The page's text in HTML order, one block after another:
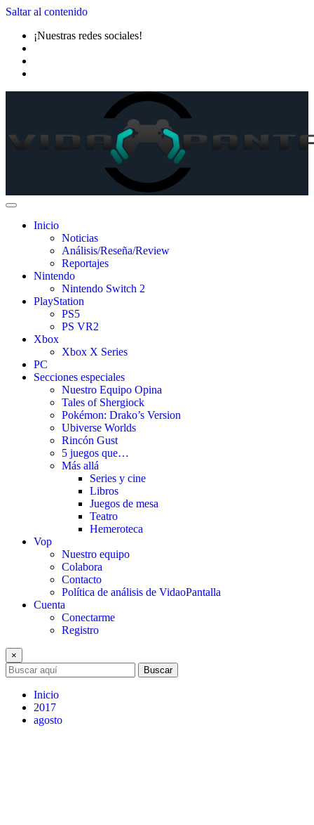
Saltar al contenido
¡Nuestras redes sociales!
Inicio
Noticias
Análisis/Reseña/Review
Reportajes
Nintendo
Nintendo Switch 2
PlayStation
PS5
PS VR2
Xbox
Xbox X Series
PC
Secciones especiales
Nuestro Equipo Opina
Tales of Shergiock
Pokémon: Drako’s Version
Ubiverse Worlds
Rincón Gust
5 juegos que…
Más allá
Series y cine
Libros
Juegos de mesa
Teatro
Hemeroteca
Vop
Nuestro equipo
Colabora
Contacto
Política de análisis de VidaoPantalla
Cuenta
Conectarme
Registro
×
Buscar
Inicio
2017
agosto